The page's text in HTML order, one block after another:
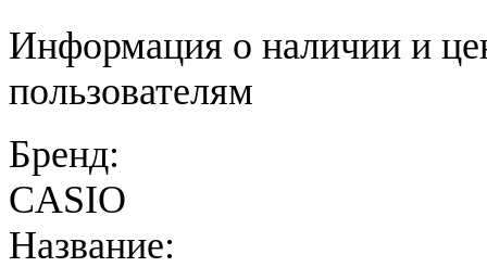
Информация о наличии и
пользователям
Бренд:
CASIO
Название: